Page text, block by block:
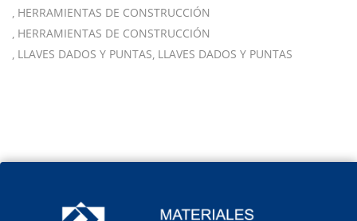
HERRAMIENTAS DE CONSTRUCCIÓN
HERRAMIENTAS DE CONSTRUCCIÓN
LLAVES DADOS Y PUNTAS LLAVES DADOS Y PUNTAS